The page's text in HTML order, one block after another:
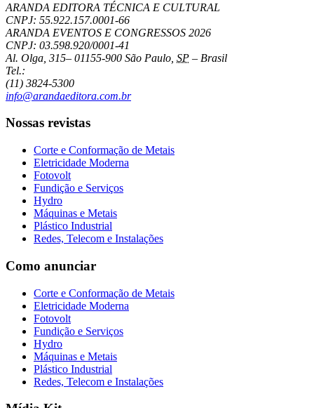
ARANDA EDITORA TÉCNICA E CULTURAL
CNPJ: 55.922.157.0001-66
ARANDA EVENTOS E CONGRESSOS 2026
CNPJ: 03.598.920/0001-41
Al. Olga, 315– 01155-900 São Paulo SP – Brasil
Tel.:
(11) 3824-5300
info@arandaeditora.com.br
Nossas revistas
Corte e Conformação de Metais
Eletricidade Moderna
Fotovolt
Fundição e Serviços
Hydro
Máquinas e Metais
Plástico Industrial
Redes, Telecom e Instalações
Como anunciar
Corte e Conformação de Metais
Eletricidade Moderna
Fotovolt
Fundição e Serviços
Hydro
Máquinas e Metais
Plástico Industrial
Redes, Telecom e Instalações